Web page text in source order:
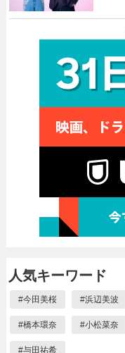
人気キーワード
#今田美桜 #浜辺美波
#橋本環奈 #小松菜奈
#与田祐希